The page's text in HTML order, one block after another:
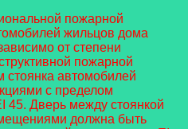
пожарной
жильцов дома
от степени
пожарной
стоянка автомобилей
с пределом
45. Дверь между стоянкой
должна быть